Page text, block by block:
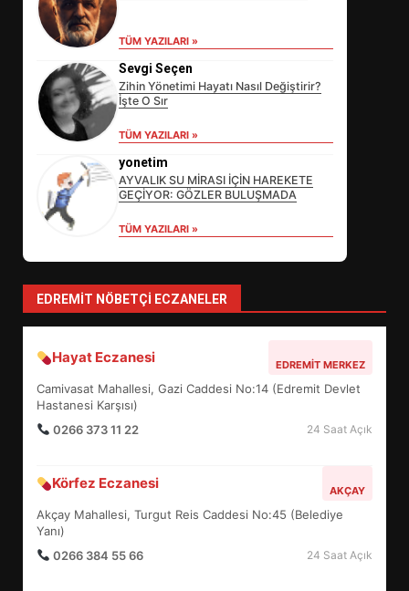
TÜM YAZILARI »
Sevgi Seçen
Zihin Yönetimi Hayatı Nasıl Değiştirir?
İşte O Sır
TÜM YAZILARI »
yonetim
AYVALIK SU MİRASI İÇİN HAREKETE
GEÇİYOR: GÖZLER BULUŞMADA
TÜM YAZILARI »
EDREMIT NÖBETÇI ECZANELER
Hayat Eczanesi EDREMIT MERKEZ
Camivasat Mahallesi, Gazi Caddesi No:14 (Edremit Devlet
Hastanesi Karşısı)
0266 373 11 22
24 Saat Açık
Körfez Eczanesi AKÇAY
Akçay Mahallesi, Turgut Reis Caddesi No:45 (Belediye
Yanı)
0266 384 55 66
24 Saat Açık
SÜRDÜRÜLEBİLİRLİKTE NE
DEĞİŞECEK?
4
5
BALIKESİR MÜZELERİNDE SÜRE
UZATILDI: NE DEĞİŞTİ?
6
TURNUVASI KAYITLARI NEYİ